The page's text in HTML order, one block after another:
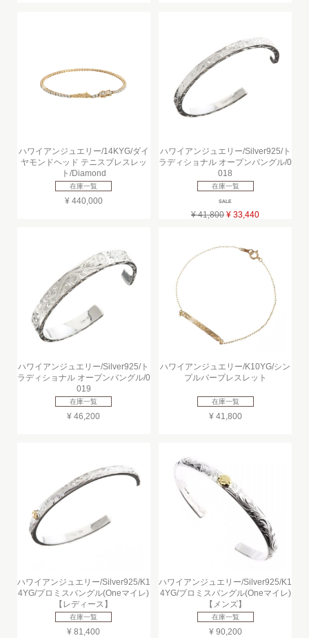
ハワイアンジュエリー/14KYG/ダイ
ヤモンドヘッド テニスブレスレッ
ト/Diamond
在庫一覧
¥ 440,000
ハワイアンジュエリー/Silver925/ト
ラディショナル オープンバングル/0
018
在庫一覧
SALE
¥ 41,800 ¥ 33,440
ハワイアンジュエリー/Silver925/ト
ラディショナル オープンバングル/0
019
在庫一覧
¥ 46,200
ハワイアンジュエリー/K10YG/シン
プルバーブレスレット
在庫一覧
¥ 41,800
ハワイアンジュエリー/Silver925/K1
4YG/プロミスバングル(Oneマイレ)
【レディース】
在庫一覧
¥ 81,400
ハワイアンジュエリー/Silver925/K1
4YG/プロミスバングル(Oneマイレ)
【メンズ】
在庫一覧
¥ 90,200